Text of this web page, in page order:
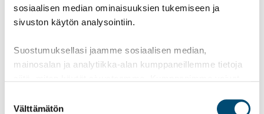
sosiaalisen median ominaisuuksien tukemiseen ja
sivuston käytön analysointiin.
Suostumuksellasi jaamme sosiaalisen median,
mainosalan ja analytiikka-alan kumppaneillemme tietoja
heille tai joita on kerätty, kun olet käyttänyt heidän
valinta
Välttämätön
8 vuotta sitten